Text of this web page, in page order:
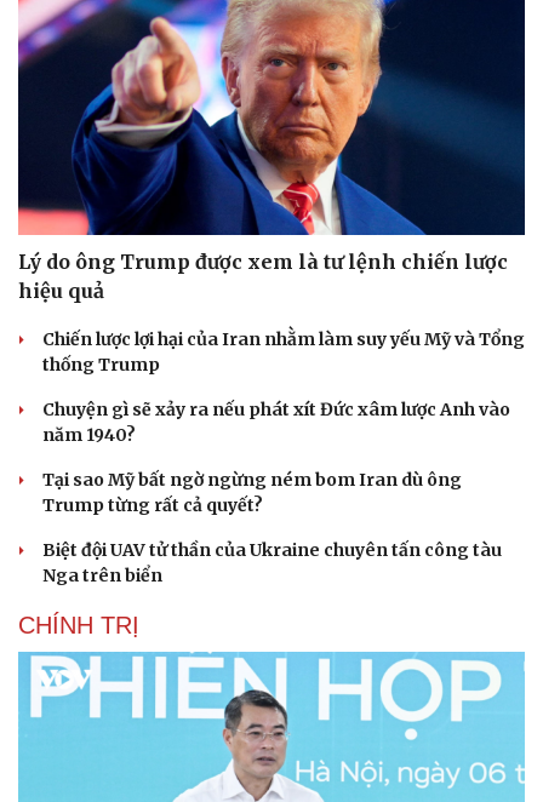
Lý do ông Trump được xem là tư lệnh chiến lược
hiệu quả
Chiến lược lợi hại của Iran nhằm làm suy yếu Mỹ và Tổng
thống Trump
Chuyện gì sẽ xảy ra nếu phát xít Đức xâm lược Anh vào
năm 1940?
Tại sao Mỹ bất ngờ ngừng ném bom Iran dù ông
Trump từng rất cả quyết?
Biệt đội UAV tử thần của Ukraine chuyên tấn công tàu
Nga trên biển
CHÍNH TRỊ